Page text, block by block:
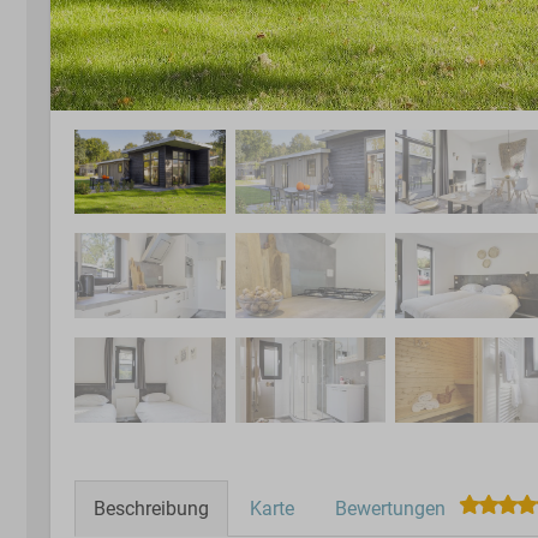
Beschreibung Karte Bewertungen